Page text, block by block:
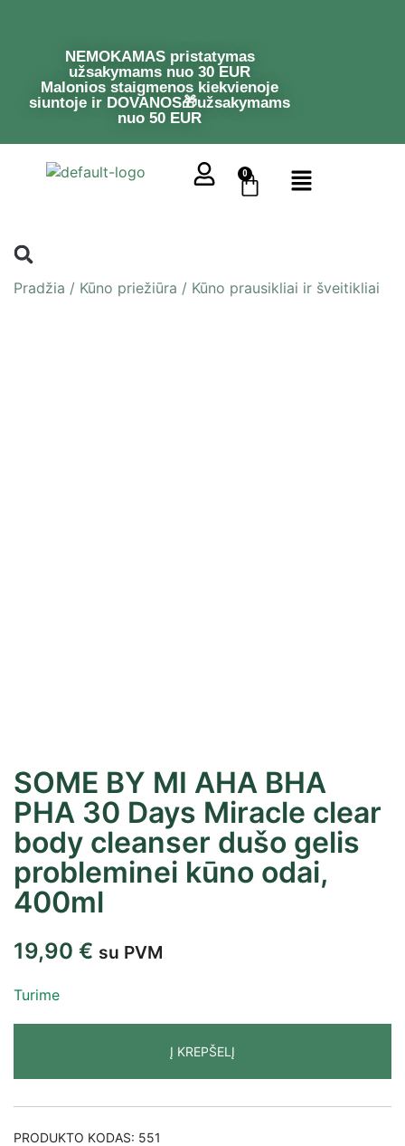
NEMOKAMAS pristatymas
užsakymams nuo 30 EUR
Malonios staigmenos kiekvienoje
siuntoje ir DOVANOS🎁užsakymams
nuo 50 EUR
0
Pradžia / Kūno priežiūra / Kūno prausikliai ir šveitikliai
SOME BY MI AHA BHA
PHA 30 Days Miracle clear
body cleanser dušo gelis
probleminei kūno odai,
400ml
19,90 € su PVM
Turime
Į KREPŠELĮ
PRODUKTO KODAS: 551